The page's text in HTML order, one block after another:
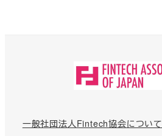
一般社団法人Fintech協会について